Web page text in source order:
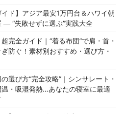
イド】アジア最安1万円台＆ハワイ朝
― “失敗せずに選ぶ”実践大全
完全ガイド｜“着る布団”で肩・首・
防ぐ！素材別おすすめ・選び方・
選び方“完全攻略”｜シンサレート・
・吸湿発熱…あなたの寝室に最適